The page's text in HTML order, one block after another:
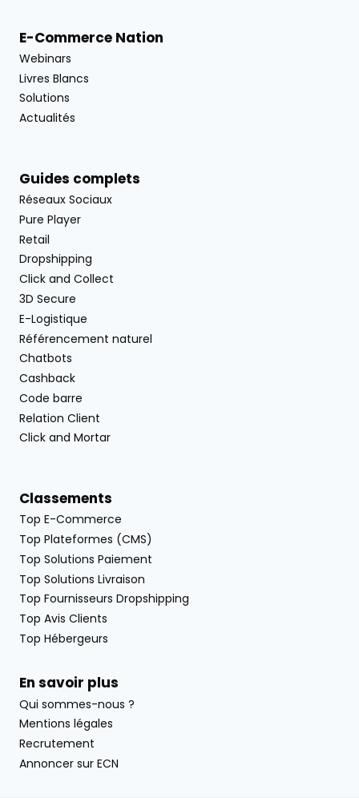
E-Commerce Nation
Webinars
Livres Blancs
Solutions
Actualités
Guides complets
Réseaux Sociaux
Pure Player
Retail
Dropshipping
Click and Collect
3D Secure
E-Logistique
Référencement naturel
Chatbots
Cashback
Code barre
Relation Client
Click and Mortar
Classements
Top E-Commerce
Top Plateformes (CMS)
Top Solutions Paiement
Top Solutions Livraison
Top Fournisseurs Dropshipping
Top Avis Clients
Top Hébergeurs
En savoir plus
Qui sommes-nous ?
Mentions légales
Recrutement
Annoncer sur ECN